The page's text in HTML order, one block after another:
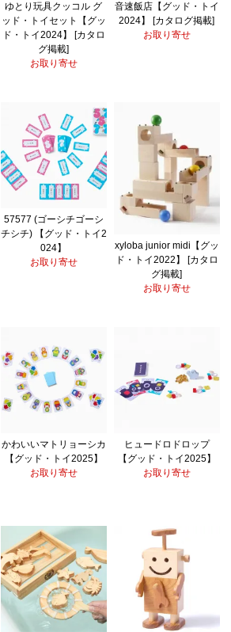
ゆとり玩具クッコル グ
ッド・トイセット【グッ
ド・トイ2024】 [カタロ
グ掲載]
お取り寄せ
音速飯店【グッド・トイ
2024】 [カタログ掲載]
お取り寄せ
57577 (ゴーシチゴーシ
チシチ) 【グッド・トイ2
024】
お取り寄せ
xyloba junior midi【グッ
ド・トイ2022】 [カタロ
グ掲載]
お取り寄せ
かわいいマトリョーシカ
【グッド・トイ2025】
お取り寄せ
ヒュードロドロップ
【グッド・トイ2025】
お取り寄せ